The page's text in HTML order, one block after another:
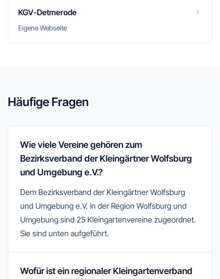
KGV-Detmerode
Eigene Webseite
Häufige Fragen
Wie viele Vereine gehören zum
Bezirksverband der Kleingärtner Wolfsburg
und Umgebung e.V.?
Dem Bezirksverband der Kleingärtner Wolfsburg
und Umgebung e.V. in der Region Wolfsburg und
Umgebung sind 25 Kleingartenvereine zugeordnet.
Sie sind unten aufgeführt.
Wofür ist ein regionaler Kleingartenverband